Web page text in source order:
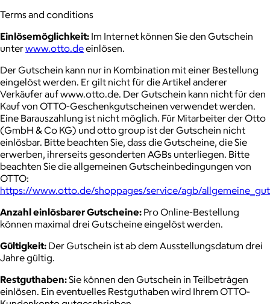
Terms and conditions
Einlösemöglichkeit: Im Internet können Sie den Gutschein
unterwww.otto.deeinlösen.
Der Gutschein kann nur in Kombination mit einer Bestellung
eingelöst werden. Er gilt nicht für die Artikel anderer
Verkäufer auf www.otto.de. Der Gutschein kann nicht für den
Kauf von OTTO-Geschenkgutscheinen verwendet werden.
Eine Barauszahlung ist nicht möglich. Für Mitarbeiter der Otto
(GmbH & Co KG) und otto group ist der Gutschein nicht
einlösbar. Bitte beachten Sie, dass die Gutscheine, die Sie
erwerben, ihrerseits gesonderten AGBs unterliegen. Bitte
beachten Sie die allgemeinen Gutscheinbedingungen von
OTTO:
https://www.otto.de/shoppages/service/agb/
Anzahl einlösbarer Gutscheine: Pro Online-Bestellung
können maximal drei Gutscheine eingelöst werden.
Gültigkeit: Der Gutschein ist ab dem Ausstellungsdatum drei
Jahre gültig.
Restguthaben:Sie können den Gutschein in Teilbeträgen
einlösen. Ein eventuelles Restguthaben wird Ihrem OTTO-